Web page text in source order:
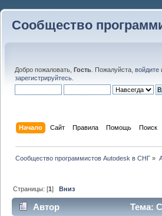
Сообщество
Добро пожаловать, Гость . Пожалуйста, войдите
зарегистрируйтесь
Начало Сайт Правила Помощь Поиск
Сообщество программистов Autodesk в СНГ »
Страницы: [1]Вниз
Автор Тема: